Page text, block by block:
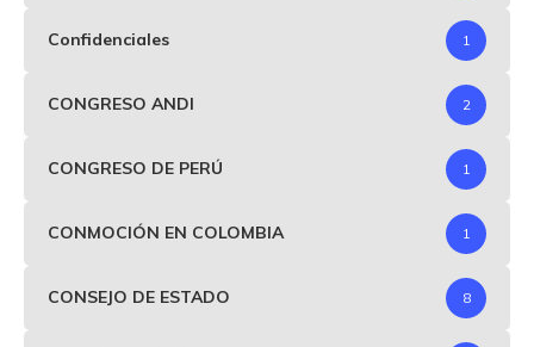
Confidenciales 1
CONGRESO ANDI 2
CONGRESO DE PERÚ 1
CONMOCIÓN EN COLOMBIA 1
CONSEJO DE ESTADO 8